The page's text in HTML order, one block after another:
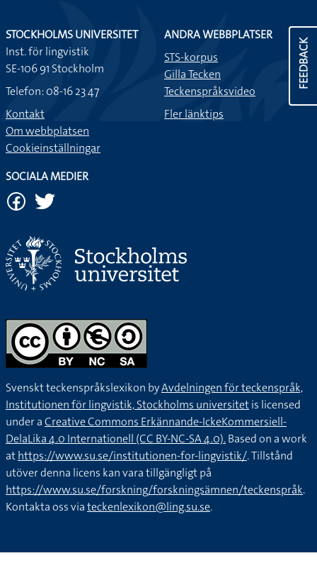
FEEDBACK
STOCKHOLMS UNIVERSITET
Inst. för lingvistik
SE-106 91 Stockholm
Telefon: 08-16 23 47
Kontakt
Om webbplatsen
Cookieinställningar
ANDRA WEBBPLATSER
STS-korpus
Gilla Tecken
Teckenspråksvideo
Fler länktips
SOCIALA MEDIER
Svenskt teckenspråkslexikon byAvdelningen för teckenspråk,
Institutionen för lingvistik, Stockholms universitetis licensed
under aCreative Commons Erkännande-IckeKommersiell-
DelaLika 4.0 Internationell (CC BY-NC-SA 4.0).Based on a work
athttps://www.su.se/institutionen-for-lingvistik/. Tillstånd
utöver denna licens kan vara tillgängligt på
https://www.su.se/forskning/forskningsämnen/teckenspråk.
Kontakta oss viateckenlexikon@ling.su.se.